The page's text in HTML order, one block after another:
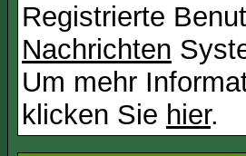
Registrierte
Nachrichten
Um mehr
klicken Sie hier.